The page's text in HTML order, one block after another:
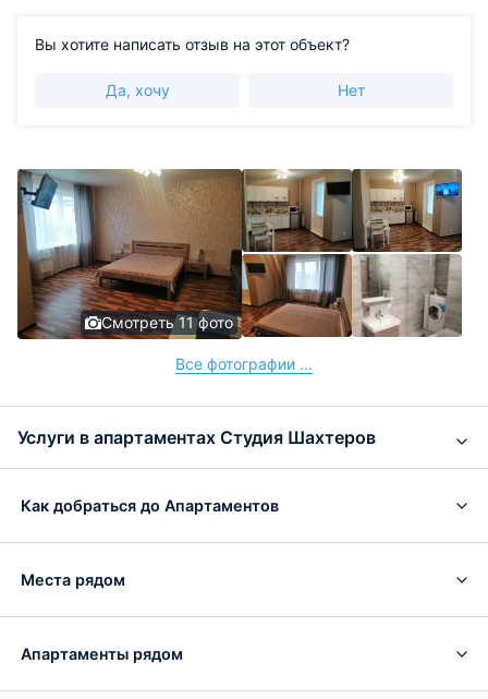
Вы хотите написать отзыв на этот объект?
Да, хочу Нет
Смотреть 11 фото
Все фотографии ...
Услуги в апартаментах Студия Шахтеров
Как добраться до Апартаментов
Места рядом
Апартаменты рядом